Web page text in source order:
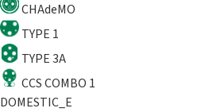
CHAdeMO
TYPE 1
TYPE 3A
CCS COMBO 1
DOMESTIC_E